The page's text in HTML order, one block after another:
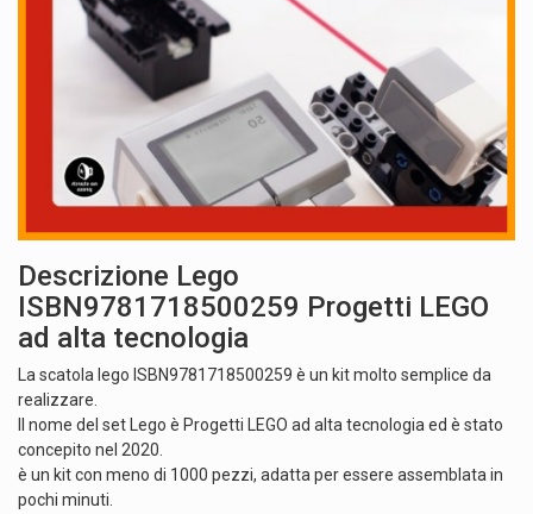
Descrizione Lego
ISBN9781718500259 Progetti LEGO
ad alta tecnologia
La scatola lego ISBN9781718500259 è un kit molto semplice da
realizzare.
Il nome del set Lego è Progetti LEGO ad alta tecnologia ed è stato
concepito nel 2020.
è un kit con meno di 1000 pezzi, adatta per essere assemblata in
pochi minuti.